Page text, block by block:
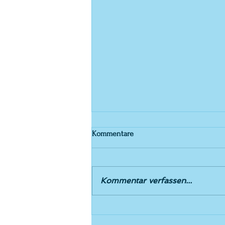
Einladung 5.5.26
Kommentare
Kommentar verfassen...